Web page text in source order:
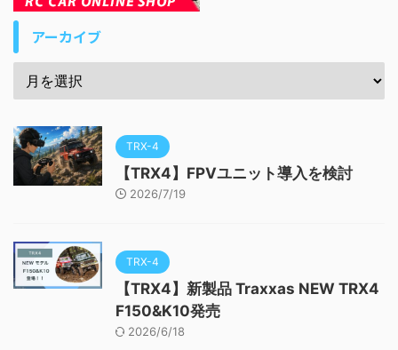
アーカイブ
TRX-4
【TRX4】FPVユニット導入を検討
2026/7/19
TRX-4
【TRX4】新製品 Traxxas NEW TRX4
F150&K10発売
2026/6/18